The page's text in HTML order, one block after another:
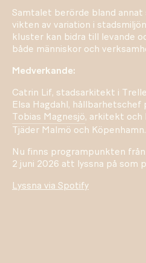
Samtalet berörde bland annat
vikten av variation i
kluster kan bidra till levande
både människor och
Medverkande:
Catrin Lif, stadsarkitekt i
Elsa Hagdahl, hållbarhetschef
Tobias Magnesjö, arkitekt och
Tjäder Malmö och Köpenhamn.
Nu finns programpunkten från
2 juni 2026 att lyssna på som
Lyssna via Spotify